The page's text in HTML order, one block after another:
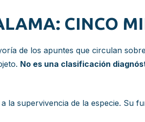
CINCO
de los apuntes que circulan
No es una clasificación
la supervivencia de la especie. Su